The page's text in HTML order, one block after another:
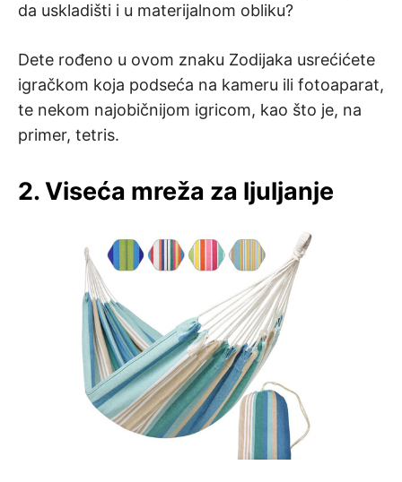
da uskladišti i u materijalnom obliku?
Dete rođeno u ovom znaku Zodijaka usrećićete
igračkom koja podseća na kameru ili fotoaparat,
te nekom najobičnijom igricom, kao što je, na
primer, tetris.
2. Viseća mreža za ljuljanje